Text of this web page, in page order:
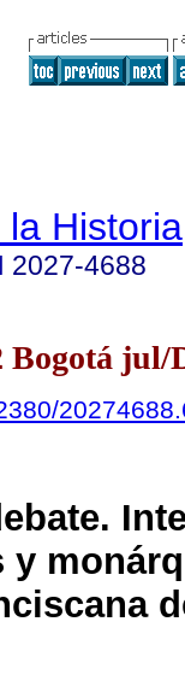
Historia
2027-4688
jul/
y